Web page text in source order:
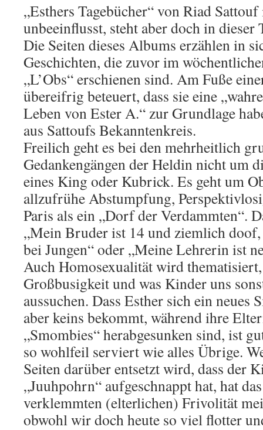
„Esthers Tagebücher“ von Riad
unbeeinflusst, steht aber doch in dieser
Die Seiten dieses Albums erzählen in
Geschichten, die zuvor im
„L’Obs“ erschienen sind. Am Fuße
übereifrig beteuert, dass sie eine
Leben von Ester A.“ zur Grundlage
aus Sattoufs Bekanntenkreis.
Freilich geht es bei den mehrheitlich
Gedankengängen der Heldin nicht um
eines King oder Kubrick. Es geht um
allzufrühe Abstumpfung,
Paris als ein „Dorf der Verdammten“.
„Mein Bruder ist 14 und ziemlich
bei Jungen“ oder „Meine Lehrerin ist
Auch Homosexualität wird
Großbusigkeit und was Kinder uns
aussuchen. Dass Esther sich ein neues
aber keins bekommt, während ihre
„Smombies“ herabgesunken sind, ist
so wohlfeil serviert wie alles Übrige.
Seiten darüber entsetzt wird, dass der
„Juuhpohrn“ aufgeschnappt hat, hat
verklemmten (elterlichen) Frivolität
obwohl wir doch heute so viel flotter